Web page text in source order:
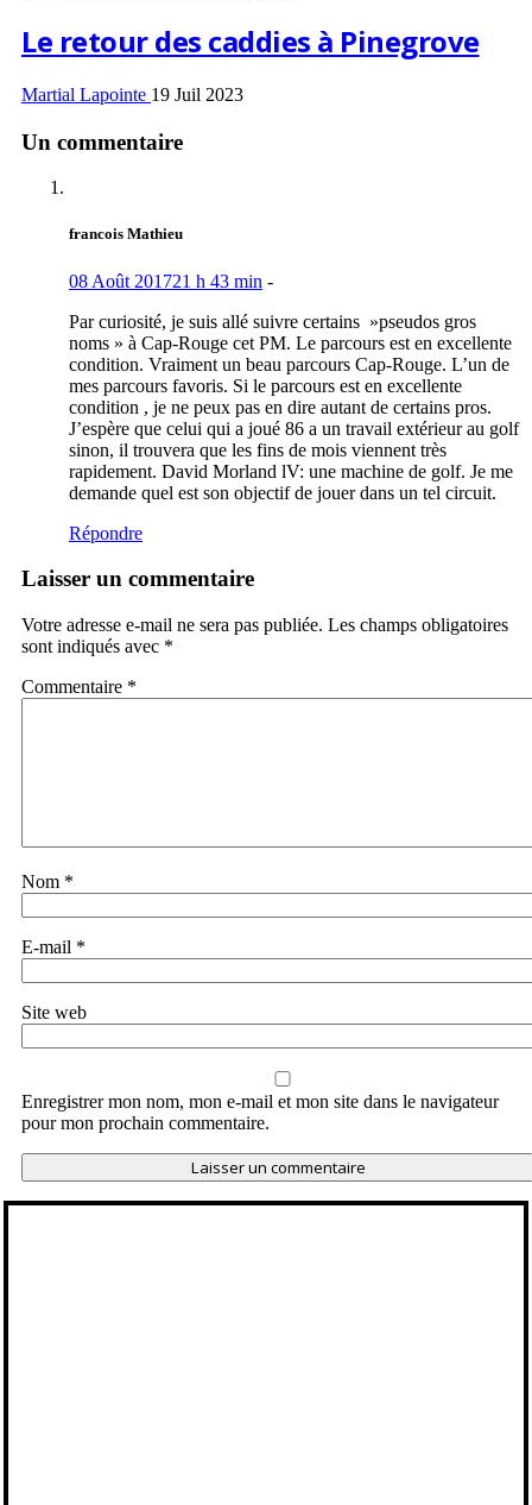
Le retour des caddies à Pinegrove
Martial Lapointe 19 Juil 2023
Un commentaire
francois Mathieu
08 Août 201721 h 43 min -
Par curiosité, je suis allé suivre certains »pseudos gros
noms » à Cap-Rouge cet PM. Le parcours est en excellente
condition. Vraiment un beau parcours Cap-Rouge. L’un de
mes parcours favoris. Si le parcours est en excellente
condition , je ne peux pas en dire autant de certains pros.
J’espère que celui qui a joué 86 a un travail extérieur au golf
sinon, il trouvera que les fins de mois viennent très
rapidement. David Morland lV: une machine de golf. Je me
demande quel est son objectif de jouer dans un tel circuit.
Répondre
Laisser un commentaire
Votre adresse e-mail ne sera pas publiée. Les champs obligatoires
sont indiqués avec *
Commentaire *
Nom *
E-mail *
Site web
Enregistrer mon nom, mon e-mail et mon site dans le navigateur
pour mon prochain commentaire.